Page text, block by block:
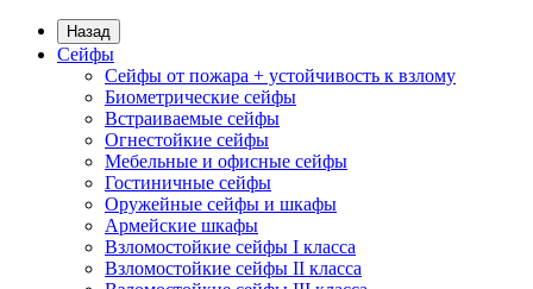
Назад
Сейфы
Сейфы от пожара + устойчивость к взлому
Биометрические сейфы
Встраиваемые сейфы
Огнестойкие сейфы
Мебельные и офисные сейфы
Гостиничные сейфы
Оружейные сейфы и шкафы
Армейские шкафы
Взломостойкие сейфы I класса
Взломостойкие сейфы II класса